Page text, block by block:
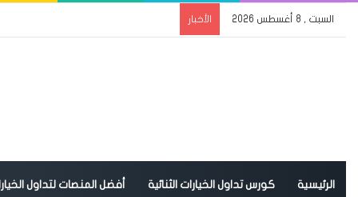
السبت , 8 أغسطس 2026 الأخبار
الرئيسية كورس تداول الخيارات الثنائية أفضل المنصات لتداول